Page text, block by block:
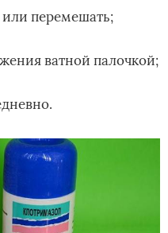
или перемешать;
ватной палочкой;